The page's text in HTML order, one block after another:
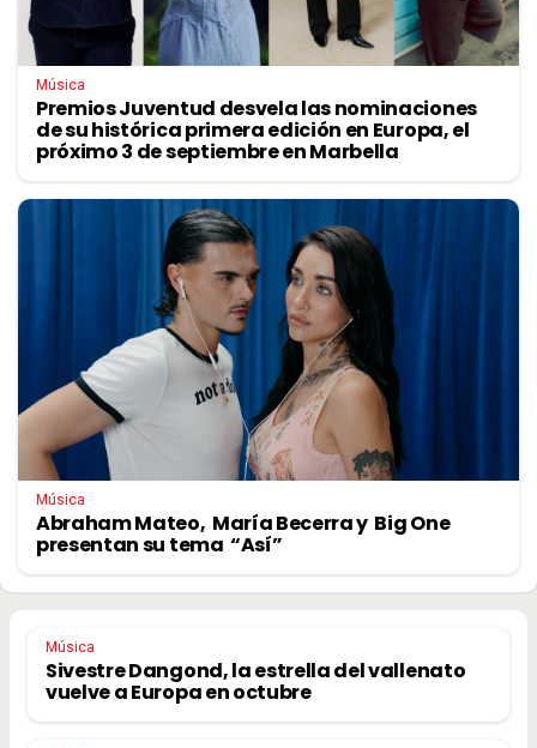
Música
Premios Juventud desvela las nominaciones
de su histórica primera edición en Europa, el
próximo 3 de septiembre en Marbella
Música
Abraham Mateo, María Becerra y Big One
presentan su tema “Así”
Música
Sivestre Dangond, la estrella del vallenato
vuelve a Europa en octubre